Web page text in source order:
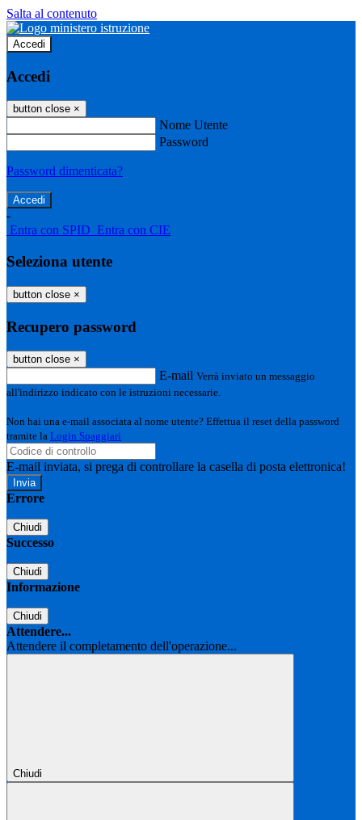
Salta al contenuto
Accedi
Accedi
button close ×
Nome Utente
Password
Password dimenticata?
-
Entra con SPID Entra con CIE
Seleziona utente
button close ×
Recupero password
button close ×
E-mail Verrà inviato un messaggio
all'indirizzo indicato con le istruzioni necessarie.
Non hai una e-mail associata al nome utente? Effettua il reset della password
tramite la Login Spaggiari
E-mail inviata, si prega di controllare la casella di posta elettronica!
Errore
Chiudi
Successo
Chiudi
Informazione
Chiudi
Attendere...
Attendere il completamento dell'operazione...
Chiudi